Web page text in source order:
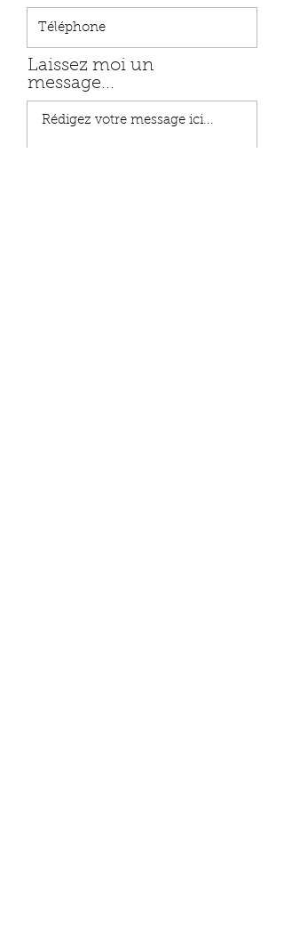
Laissez moi un
message...